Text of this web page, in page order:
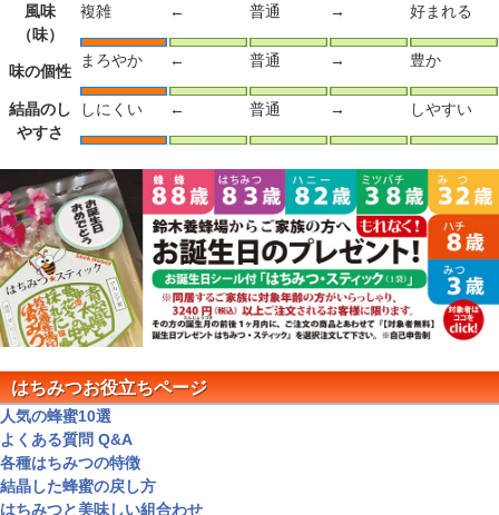
風味
（味）
複雑 ← 普通 → 好まれる
味の個性
まろやか ← 普通 → 豊か
結晶のし
やすさ
しにくい ← 普通 → しやすい
はちみつお役立ちページ
人気の蜂蜜10選
よくある質問 Q&A
各種はちみつの特徴
結晶した蜂蜜の戻し方
はちみつと美味しい組合わせ